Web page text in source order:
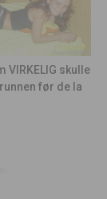
VIRKELIG skulle
før de la